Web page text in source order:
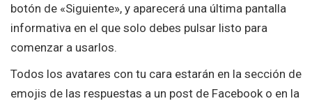
botón de «Siguiente», y aparecerá una última pantalla
informativa en el que solo debes pulsar listo para
comenzar a usarlos.
Todos los avatares con tu cara estarán en la sección de
emojis de las respuestas a un post de Facebook o en la